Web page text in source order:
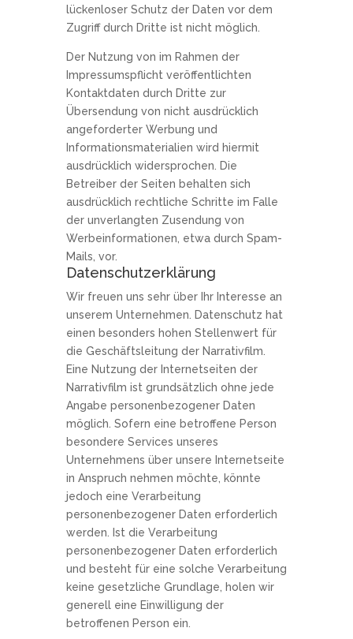
lückenloser Schutz der Daten vor dem
Zugriff durch Dritte ist nicht möglich.
Der Nutzung von im Rahmen der
Impressumspflicht veröffentlichten
Kontaktdaten durch Dritte zur
Übersendung von nicht ausdrücklich
angeforderter Werbung und
Informationsmaterialien wird hiermit
ausdrücklich widersprochen. Die
Betreiber der Seiten behalten sich
ausdrücklich rechtliche Schritte im Falle
der unverlangten Zusendung von
Werbeinformationen, etwa durch Spam-
Mails, vor.
Datenschutzerklärung
Wir freuen uns sehr über Ihr Interesse an
unserem Unternehmen. Datenschutz hat
einen besonders hohen Stellenwert für
die Geschäftsleitung der Narrativfilm.
Eine Nutzung der Internetseiten der
Narrativfilm ist grundsätzlich ohne jede
Angabe personenbezogener Daten
möglich. Sofern eine betroffene Person
besondere Services unseres
Unternehmens über unsere Internetseite
in Anspruch nehmen möchte, könnte
jedoch eine Verarbeitung
personenbezogener Daten erforderlich
werden. Ist die Verarbeitung
personenbezogener Daten erforderlich
und besteht für eine solche Verarbeitung
keine gesetzliche Grundlage, holen wir
generell eine Einwilligung der
betroffenen Person ein.